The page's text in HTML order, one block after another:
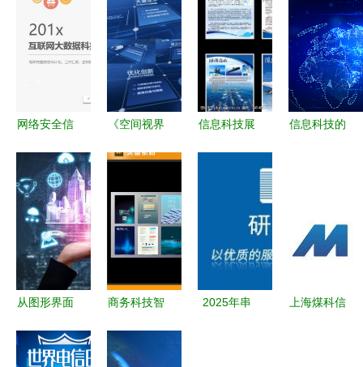
网络安全信
云服务ppt
模板
《空间视界
迭代”特性
与技术叙
事》
信息科技展
的完美融合
信息科技的
示
从图形界面
信息科技如
商务科技智
产品画册封
2025年串
上海煤科信